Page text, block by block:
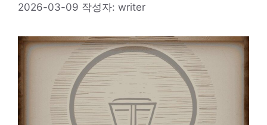
2026-03-09 작성자: writer